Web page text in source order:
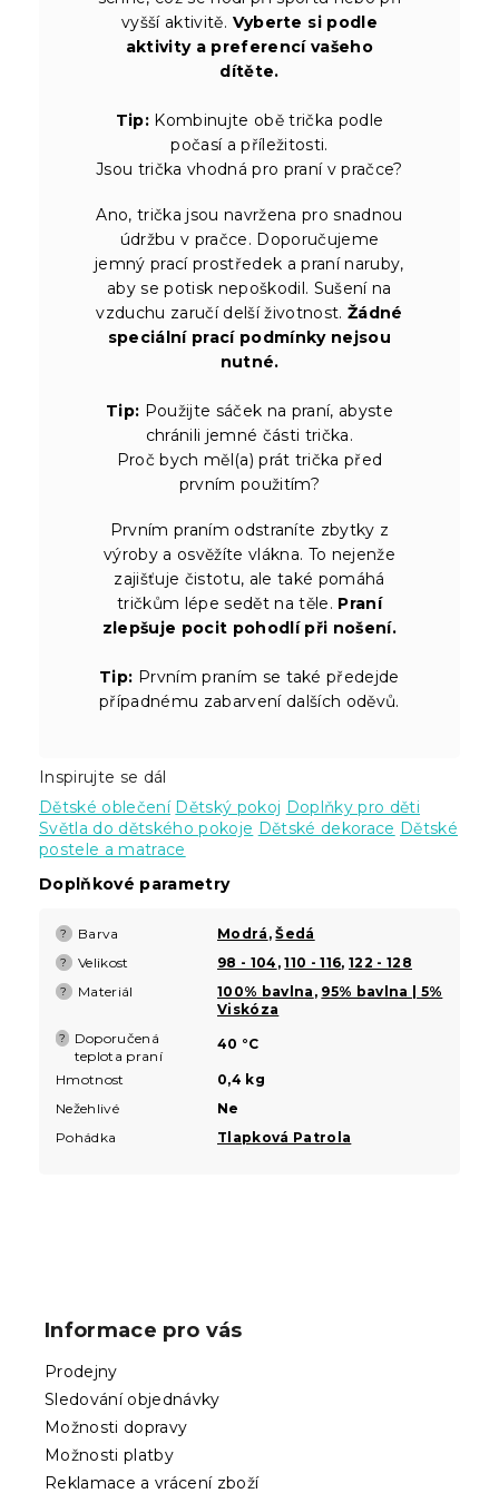
vyšší aktivitě. Vyberte si podle
aktivity a preferencí vašeho
dítěte.
Tip: Kombinujte obě trička podle
počasí a příležitosti.
Jsou trička vhodná pro praní v pračce?
Ano, trička jsou navržena pro snadnou
údržbu v pračce. Doporučujeme
jemný prací prostředek a praní naruby,
aby se potisk nepoškodil. Sušení na
vzduchu zaručí delší životnost. Žádné
speciální prací podmínky nejsou
nutné.
Tip: Použijte sáček na praní, abyste
chránili jemné části trička.
Proč bych měl(a) prát trička před
prvním použitím?
Prvním praním odstraníte zbytky z
výroby a osvěžíte vlákna. To nejenže
zajišťuje čistotu, ale také pomáhá
tričkům lépe sedět na těle. Praní
zlepšuje pocit pohodlí při nošení.
Tip: Prvním praním se také předejde
případnému zabarvení dalších oděvů.
Inspirujte se dál
Dětské oblečení Dětský pokoj Doplňky pro děti
Světla do dětského pokoje Dětské dekorace Dětské
postele a matrace
Doplňkové parametry
? Barva Modrá ,Šedá
? Velikost 98 - 104 ,110 - 116,122 - 128
? Materiál 100% bavlna , 95% bavlna | 5%
Viskóza
?
Doporučená
teplota praní
40 °C
Hmotnost
0,4 kg
Nežehlivé
Ne
Pohádka
Tlapková Patrola
Informace pro vás
Prodejny
Sledování objednávky
Možnosti dopravy
Možnosti platby
Reklamace a vrácení zboží